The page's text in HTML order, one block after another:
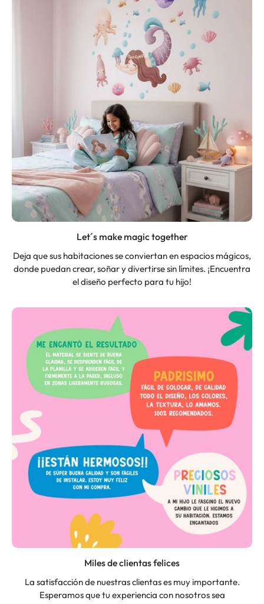
Let´s make magic together
Deja que sus habitaciones se conviertan en espacios mágicos,
donde puedan crear, soñar y divertirse sin límites. ¡Encuentra
el diseño perfecto para tu hijo!
Miles de clientas felices
La satisfacción de nuestras clientas es muy importante.
Esperamos que tu experiencia con nosotros sea